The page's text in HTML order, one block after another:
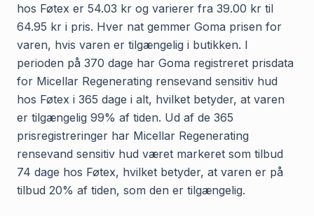
hos Føtex er 54.03 kr og varierer fra 39.00 kr til
64.95 kr i pris. Hver nat gemmer Goma prisen for
varen, hvis varen er tilgængelig i butikken. I
perioden på 370 dage har Goma registreret prisdata
for Micellar Regenerating rensevand sensitiv hud
hos Føtex i 365 dage i alt, hvilket betyder, at varen
er tilgængelig 99% af tiden. Ud af de 365
prisregistreringer har Micellar Regenerating
rensevand sensitiv hud været markeret som tilbud
74 dage hos Føtex, hvilket betyder, at varen er på
tilbud 20% af tiden, som den er tilgængelig.